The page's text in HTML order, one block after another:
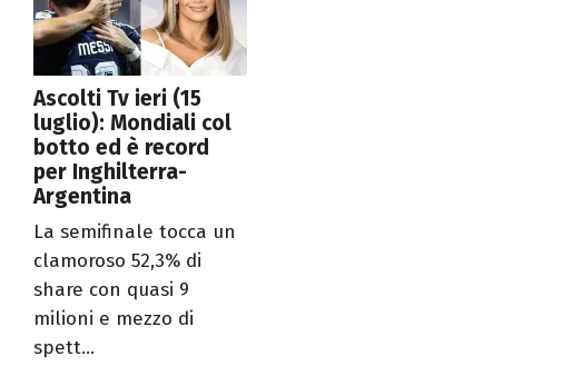
Ascolti Tv ieri (15
luglio): Mondiali col
botto ed è record
per Inghilterra-
Argentina
La semifinale tocca un
clamoroso 52,3% di
share con quasi 9
milioni e mezzo di
spett...